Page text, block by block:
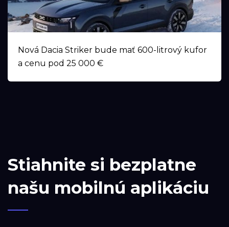
Nová Dacia Striker bude mať 600-litrový kufor
a cenu pod 25 000 €
Stiahnite si bezplatne
našu mobilnú aplikáciu